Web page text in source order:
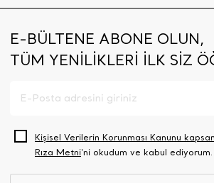
E-BÜLTENE ABONE OLUN,
TÜM YENİLİKLERİ İLK SİZ
Kişisel Verilerin Korunması Kanunu
Rıza Metni‘ni okudum ve kabul ediyorum.